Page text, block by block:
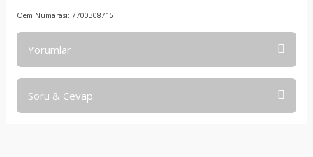
Oem Numarası: 7700308715
Yorumlar
Soru & Cevap